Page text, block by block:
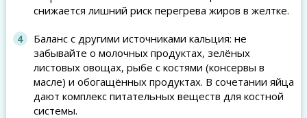
снижается лишний риск перегрева жиров в желтке.
Баланс с другими источниками кальция: не
забывайте о молочных продуктах, зелёных
листовых овощах, рыбе с костями (консервы в
масле) и обогащённых продуктах. В сочетании яйца
дают комплекс питательных веществ для костной
системы.